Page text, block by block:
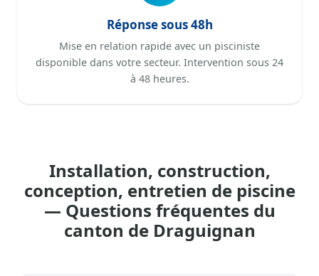
Réponse sous 48h
Mise en relation rapide avec un pisciniste
disponible dans votre secteur. Intervention sous 24
à 48 heures.
Installation, construction,
conception, entretien de piscine
— Questions fréquentes du
canton de Draguignan